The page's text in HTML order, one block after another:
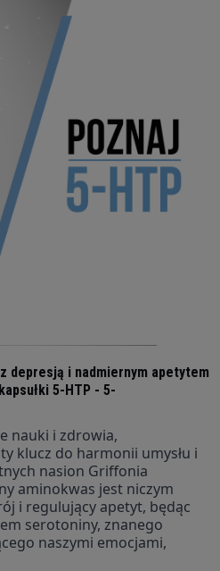
depresją i nadmiernym apetytem
5-HTP - 5-
nauki i zdrowia,
klucz do harmonii umysłu i
nasion Griffonia
aminokwas jest niczym
i regulujący apetyt, będąc
serotoniny, znanego
naszymi emocjami,